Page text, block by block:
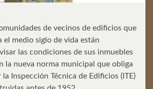
de vecinos de edificios que
el medio siglo de vida están
las condiciones de sus inmuebles
la nueva norma municipal que obliga
la Inspección Técnica de Edificios (ITE)